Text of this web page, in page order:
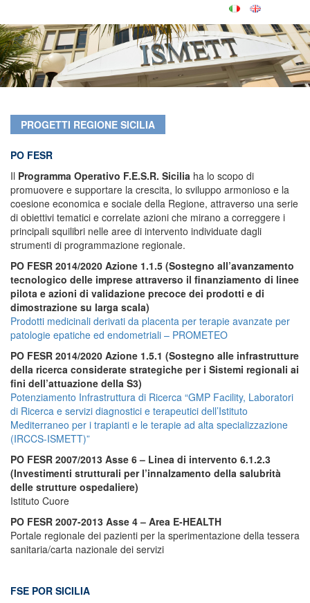
PROGETTI REGIONE SICILIA
PO FESR
Il Programma Operativo F.E.S.R. Sicilia ha lo scopo di
promuovere e supportare la crescita, lo sviluppo armonioso e la
coesione economica e sociale della Regione, attraverso una serie
di obiettivi tematici e correlate azioni che mirano a correggere i
principali squilibri nelle aree di intervento individuate dagli
strumenti di programmazione regionale.
PO FESR 2014/2020 Azione 1.1.5 (Sostegno all’avanzamento
tecnologico delle imprese attraverso il finanziamento di linee
pilota e azioni di validazione precoce dei prodotti e di
dimostrazione su larga scala)
Prodotti medicinali derivati da placenta per terapie avanzate per
patologie epatiche ed endometriali – PROMETEO
PO FESR 2014/2020 Azione 1.5.1 (Sostegno alle infrastrutture
della ricerca considerate strategiche per i Sistemi regionali ai
fini dell’attuazione della S3)
Potenziamento Infrastruttura di Ricerca “GMP Facility, Laboratori
di Ricerca e servizi diagnostici e terapeutici dell’Istituto
Mediterraneo per i trapianti e le terapie ad alta specializzazione
(IRCCS-ISMETT)”
PO FESR 2007/2013 Asse 6 – Linea di intervento 6.1.2.3
(Investimenti strutturali per l’innalzamento della salubrità
delle strutture ospedaliere)
Istituto Cuore
PO FESR 2007-2013 Asse 4 – Area E-HEALTH
Portale regionale dei pazienti per la sperimentazione della tessera
sanitaria/carta nazionale dei servizi
FSE POR SICILIA